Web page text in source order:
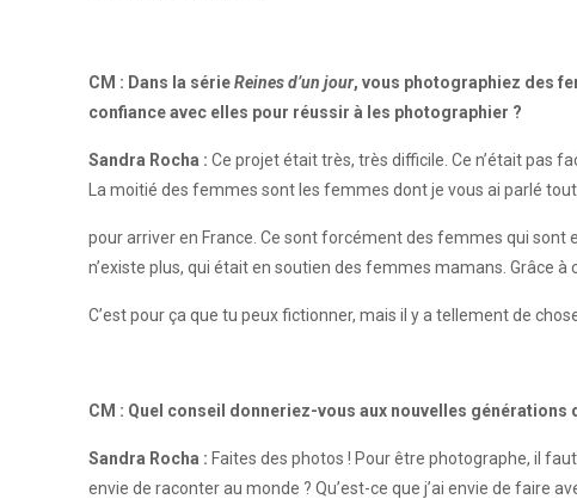
CM : Dans la sérieReines d’un jour, vous photographiez des
confiance avec elles pour réussir à les photographier ?
Sandra Rocha :Ce projet était très, très difficile. Ce n’était pas
La moitié des femmes sont les femmes dont je vous ai parlé
pour arriver en France. Ce sont forcément des femmes qui sont
n’existe plus, qui était en soutien des femmes mamans. Grâce
C’est pour ça que tu peux fictionner, mais il y a tellement de
CM : Quel conseil donneriez-vous aux nouvelles
Sandra Rocha : Faites des photos ! Pour être photographe, il
envie de raconter au monde ? Qu’est-ce que j’ai envie de faire